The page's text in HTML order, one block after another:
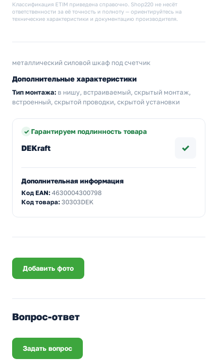
Классификация ETIM приведена справочно. Shop220 не несёт
ответственности за её точность и полноту — ориентируйтесь на
технические характеристики и документацию производителя.
металлический силовой шкаф под счетчик
Дополнительные характеристики
Тип монтажа: в нишу, встраиваемый, скрытый монтаж,
встроенный, скрытой проводки, скрытой установки
Гарантируем подлинность товара
DEKraft ✓
Дополнительная информация
Код EAN:4630004300798
Код товара:30303DEK
Добавить фото
Вопрос-ответ
Задать вопрос